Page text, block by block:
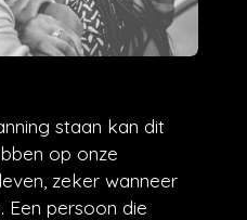
staan kan dit
op onze
zeker wanneer
Een persoon die